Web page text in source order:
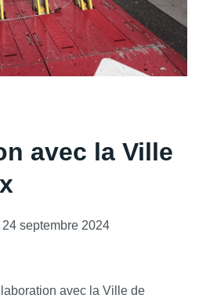
avec la Ville
24 septembre 2024
avec la Ville de